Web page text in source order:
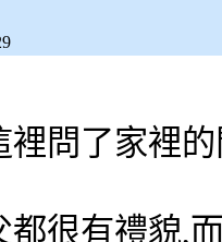
裡問了家裡
都很有禮貌,